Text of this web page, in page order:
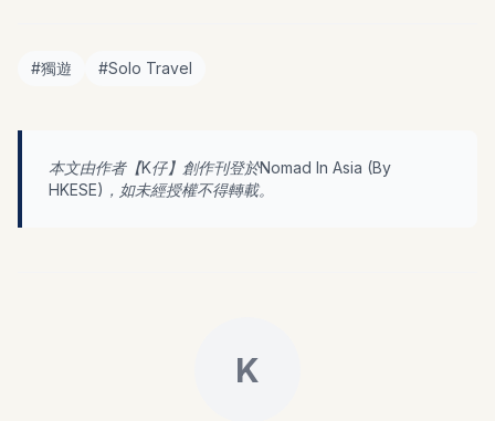
#獨遊 #Solo Travel
本文由作者【K仔】創作刊登於Nomad In Asia (By
HKESE)，如未經授權不得轉載。
K